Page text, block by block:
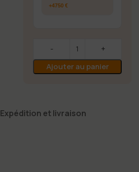
+4750 €
Ajouter au panier
Expédition et livraison